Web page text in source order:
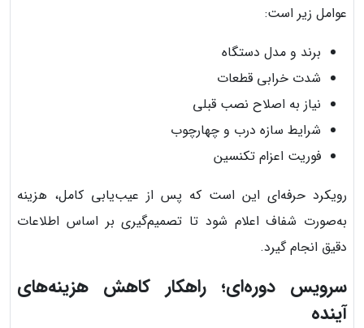
عوامل زیر است:
برند و مدل دستگاه
شدت خرابی قطعات
نیاز به اصلاح نصب قبلی
شرایط سازه درب و چهارچوب
فوریت اعزام تکنسین
رویکرد حرفه‌ای این است که پس از عیب‌یابی کامل، هزینه
به‌صورت شفاف اعلام شود تا تصمیم‌گیری بر اساس اطلاعات
دقیق انجام گیرد.
سرویس دوره‌ای؛ راهکار کاهش هزینه‌های
آینده